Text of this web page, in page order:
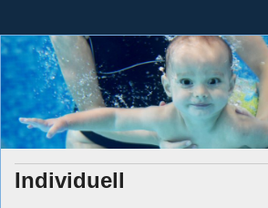
Dauber Schwimmanlagen GmbH
Leistungen
Service
Produkte
Dauber
GmbH
Seit mehr als 45 Jahren im Rhein-
Individuell